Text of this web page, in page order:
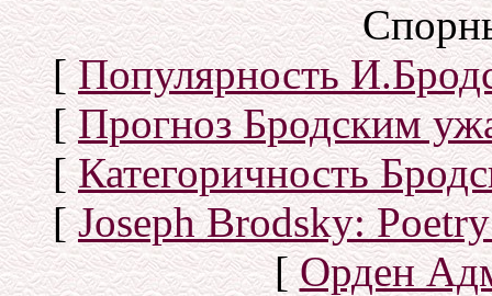
[Популярность
[Прогноз Бродским
[Категоричность
[Joseph Brodsky:
[Орден